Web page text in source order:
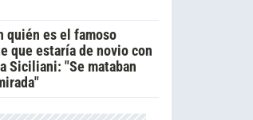
quién es el famoso
que estaría de novio con
Siciliani: "Se mataban